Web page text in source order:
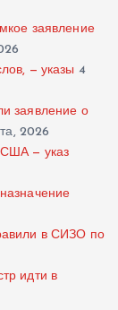
заявление
— указы 4
заявление о
2026
— указ
в СИЗО по
идти в